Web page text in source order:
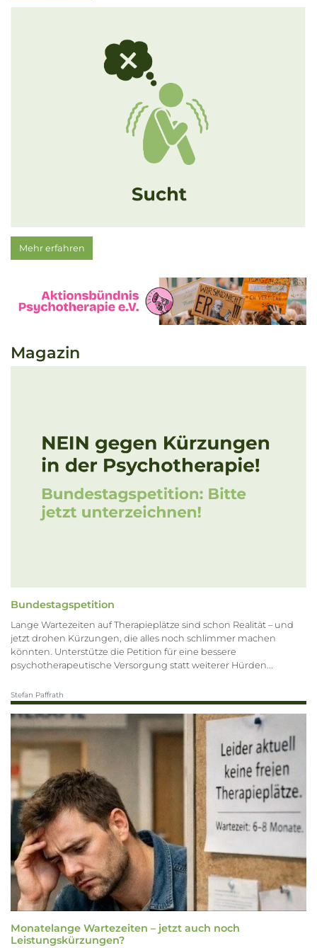
Mehr erfahren
Magazin
Bundestagspetition
Lange Wartezeiten auf Therapieplätze sind schon Realität – und
jetzt drohen Kürzungen, die alles noch schlimmer machen
könnten. Unterstütze die Petition für eine bessere
psychotherapeutische Versorgung statt weiterer Hürden...
Stefan Paffrath
Monatelange Wartezeiten – jetzt auch noch
Leistungskürzungen?